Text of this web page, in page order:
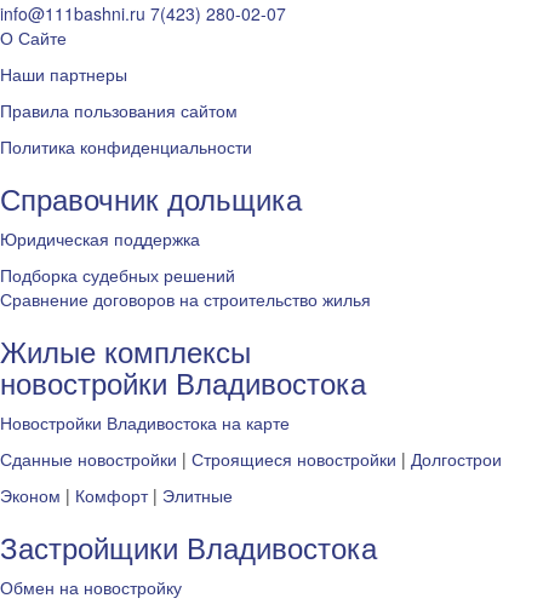
info@111bashni.ru 7(423) 280-02-07
О Сайте
Наши партнеры
Правила пользования сайтом
Политика конфиденциальности
Справочник дольщика
Юридическая поддержка
Подборка судебных решений
Сравнение договоров на строительство жилья
Жилые комплексы
новостройки Владивостока
Новостройки Владивостока на карте
Сданные новостройки | Строящиеся новостройки | Долгострои
Эконом | Комфорт| Элитные
Застройщики Владивостока
Обмен на новостройку